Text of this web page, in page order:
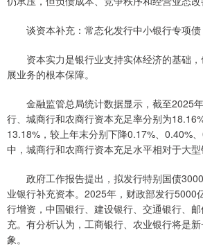
谈资本补充：常态化发行中小银行专项债
资本实力是银行业支持实体经济的基础，
展业务的根本保障。
金融监管总局统计数据显示，截至2025
行、城商行和农商行资本充足率分别为
13.18%，较上年末分别下降0.17%、0.40%
中，城商行和农商行资本充足水平相对于大型
政府工作报告提出，拟发行特别国债
业银行补充资本。2025年，财政部发行5000
行增资，中国银行、建设银行、交通银行、
充。有分析认为，工商银行、农业银行将是
象。